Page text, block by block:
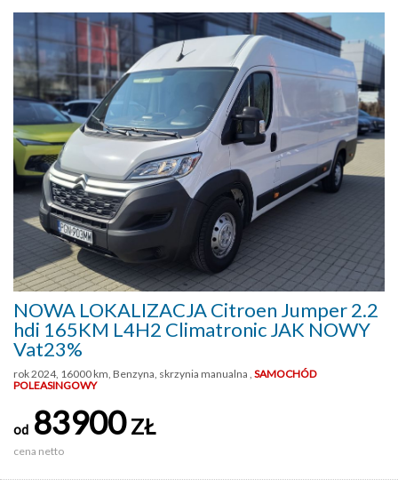
NOWA LOKALIZACJA Citroen Jumper 2.2
hdi 165KM L4H2 Climatronic JAK NOWY
Vat23%
rok 2024, 16000 km, Benzyna, skrzynia manualna , SAMOCHÓD
POLEASINGOWY
od 83900ZŁ
cena netto